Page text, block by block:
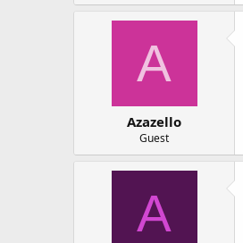
A
Azazello
Guest
A